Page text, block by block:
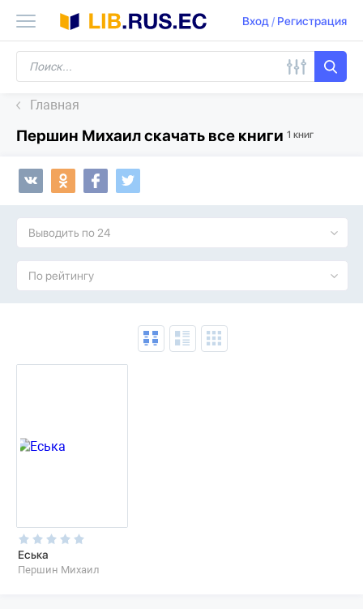
Вход/ Регистрация
Главная
Першин Михаил скачать все книги 1 книг
Выводить по 24
По рейтингу
Еська
Першин Михаил